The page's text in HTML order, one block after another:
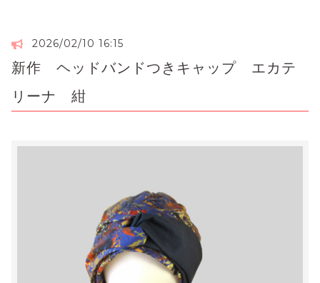
2026/02/10 16:15
新作 ヘッドバンドつきキャップ エカテ
リーナ 紺